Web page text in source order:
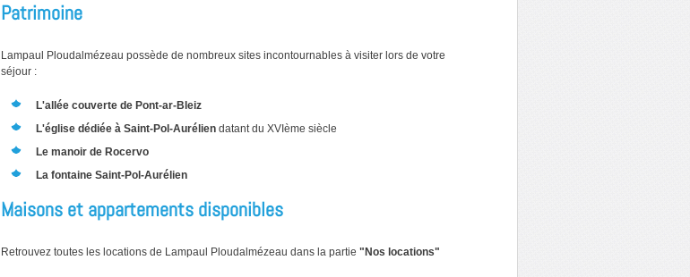
Patrimoine
Lampaul Ploudalmézeau possède de nombreux sites incontournables à visiter lors de votre
séjour :
L'allée couverte de Pont-ar-Bleiz
L'église dédiée à Saint-Pol-Aurélien datant du XVIème siècle
Le manoir de Rocervo
La fontaine Saint-Pol-Aurélien
Maisons et appartements disponibles
Retrouvez toutes les locations de Lampaul Ploudalmézeau dans la partie "Nos locations"